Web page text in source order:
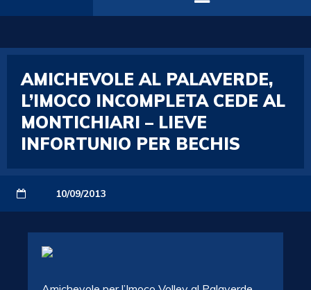
AMICHEVOLE AL PALAVERDE,
L’IMOCO INCOMPLETA CEDE AL
MONTICHIARI – LIEVE
INFORTUNIO PER BECHIS
10/09/2013